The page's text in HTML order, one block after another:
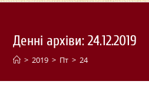
Денні архіви: 24.12.2019
> 2019 > Пт > 24